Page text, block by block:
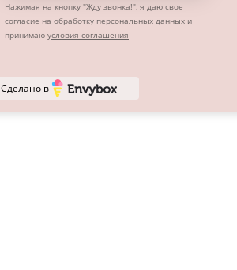
Нажимая на кнопку "Жду звонка!", я даю свое
согласие на обработку персональных данных и
принимаю условия соглашения
Сделано в